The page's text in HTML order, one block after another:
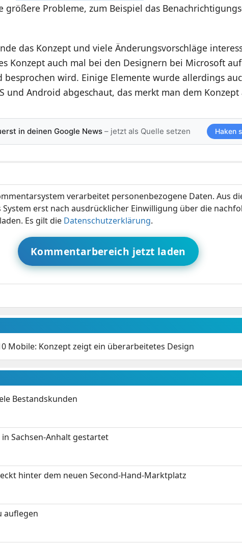
größere Probleme, zum Beispiel das
das Konzept und viele Änderungsvorschläge
Konzept auch mal bei den Designern bei Microsoft
besprochen wird. Einige Elemente wurde allerdings
und Android abgeschaut, das merkt man dem Konzept
in deinen Google News– jetzt als Quelle setzen Haken
verarbeitet personenbezogene Daten. Aus
erst nach ausdrücklicher Einwilligung über die
Es gilt die Datenschutzerklärung.
Kommentarbereich jetzt laden
Mobile: Konzept zeigt ein überarbeitetes Design
Bestandskunden
Sachsen-Anhalt gestartet
hinter dem neuen Second-Hand-Marktplatz
auflegen